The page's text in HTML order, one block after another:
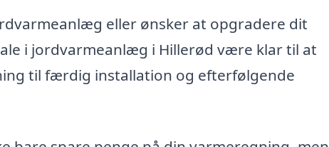
eller ønsker at opgradere dit
i jordvarmeanlæg i Hillerød være klar til at
til færdig installation og efterfølgende